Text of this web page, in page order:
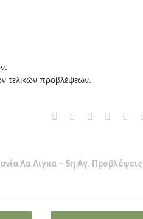
τελικών προβλέψεων.
Λα Λίγκα – 5η Αγ. Προβλέψεις